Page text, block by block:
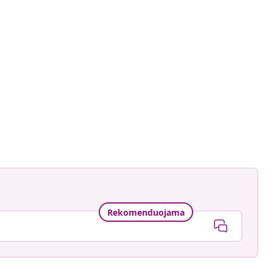
Rekomenduojama